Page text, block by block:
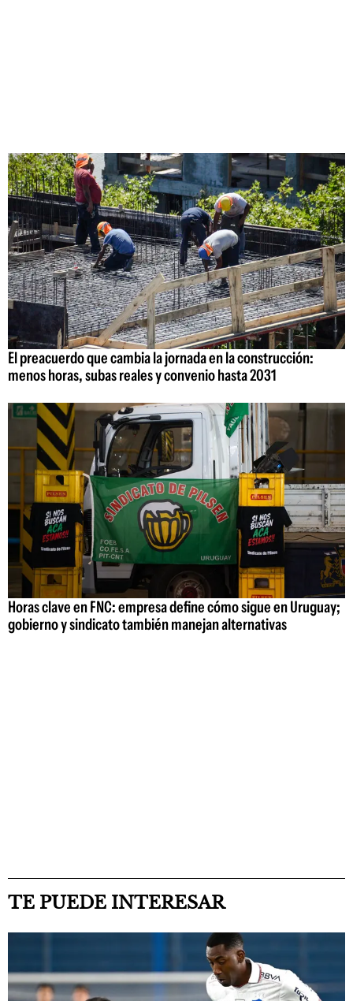
El preacuerdo que cambia la jornada en la construcción:
menos horas, subas reales y convenio hasta 2031
Horas clave en FNC: empresa define cómo sigue en Uruguay;
gobierno y sindicato también manejan alternativas
TE PUEDE INTERESAR